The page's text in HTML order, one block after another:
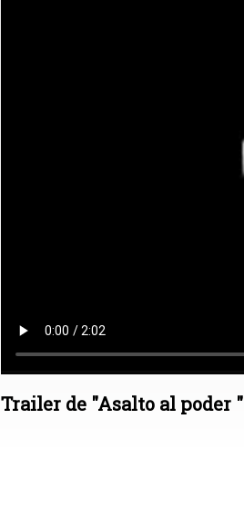
Trailer de "Asalto al poder "